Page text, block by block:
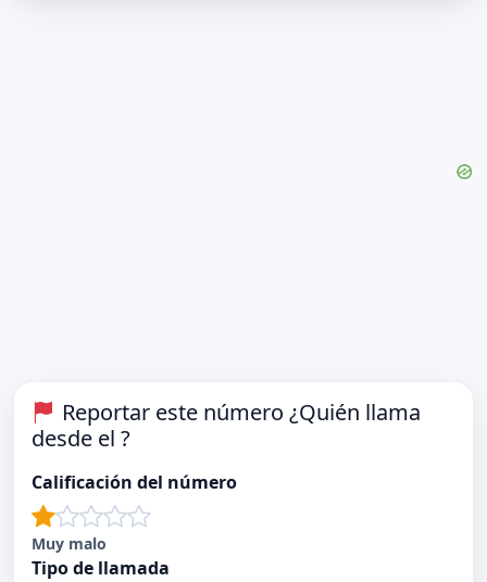
Reportar este número ¿Quién llama
desde el ?
Calificación del número
Muy malo
Tipo de llamada